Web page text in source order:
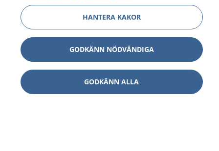
HANTERA KAKOR
GODKÄNN NÖDVÄNDIGA
GODKÄNN ALLA